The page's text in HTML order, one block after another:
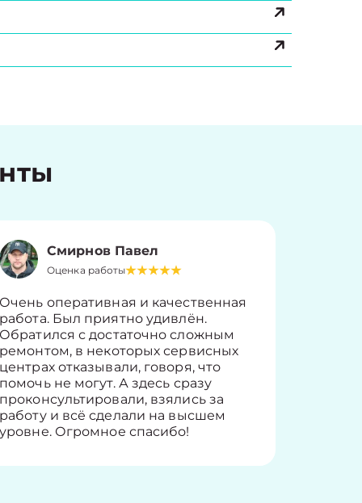
Смирнов Павел
Оценка работы
Очень оперативная и качественная
работа. Был приятно удивлён.
Обратился с достаточно сложным
ремонтом, в некоторых сервисных
центрах отказывали, говоря, что
помочь не могут. А здесь сразу
проконсультировали, взялись за
работу и всё сделали на высшем
уровне. Огромное спасибо!